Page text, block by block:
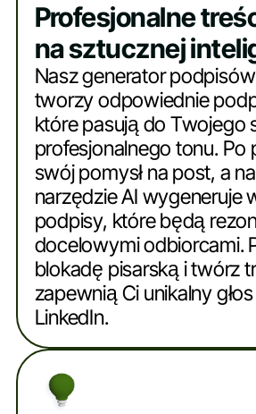
Profesjonalne
na sztucznej
Nasz generator
tworzy odpowiednie
które pasują do Twojego
profesjonalnego tonu. Po
swój pomysł na post, a
narzędzie AI wygeneruje
podpisy, które będą
docelowymi odbiorcami.
blokadę pisarską i twórz
zapewnią Ci unikalny
LinkedIn.